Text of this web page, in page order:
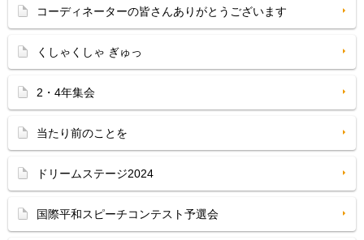
コーディネーターの皆さんありがとうございます
くしゃくしゃ ぎゅっ
2・4年集会
当たり前のことを
ドリームステージ2024
国際平和スピーチコンテスト予選会